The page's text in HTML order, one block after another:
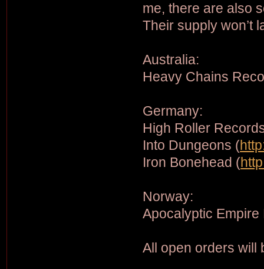
me, there are also
Their supply won’t
Australia:
Heavy Chains
Germany:
High Roller
Into Dungeons (
Iron Bonehead (
Norway:
Apocalyptic Empire
All open orders will